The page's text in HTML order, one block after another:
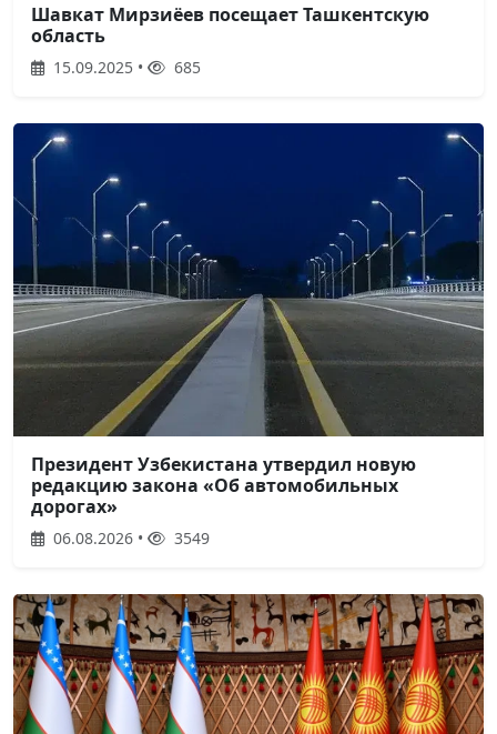
Шавкат Мирзиёев посещает Ташкентскую
область
15.09.2025 • 685
Президент Узбекистана утвердил новую
редакцию закона «Об автомобильных
дорогах»
06.08.2026 • 3549